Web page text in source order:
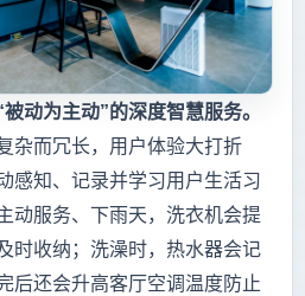
动为主动”的深度智慧服务。
杂而冗长，用户体验大打折
感知、记录并学习用户生活习
动服务、下雨天，洗衣机会提
时收纳；洗澡时，热水器会记
后还会升高客厅空调温度防止